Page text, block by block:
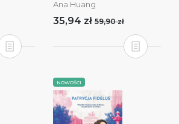
Ana Huang
35,94 zł 59,90 zł
NOWOŚCI